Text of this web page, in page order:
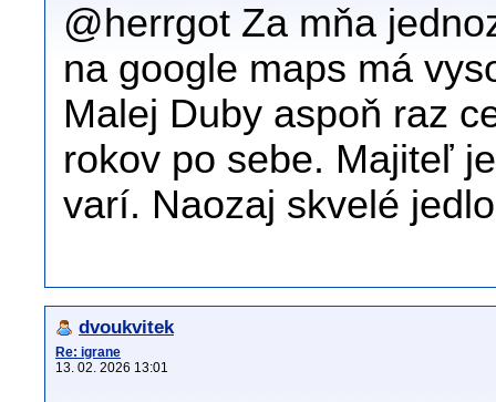
@herrgot Za mňa
na google maps má
Malej Duby aspoň raz
rokov po sebe. Majiteľ
varí. Naozaj skvelé
dvoukvitek
Re: igrane
13. 02. 2026 13:01